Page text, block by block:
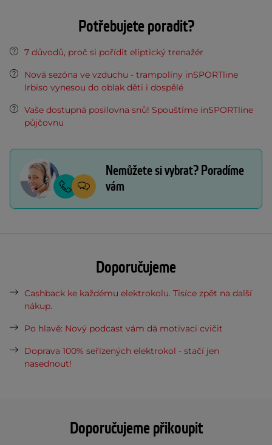
Doporučujeme přikoupit
Potřebujete poradit?
7 důvodů, proč si pořídit eliptický trenažér
Nová sezóna ve vzduchu - trampolíny inSPORTline
Irbiso vynesou do oblak děti i dospělé
Vaše dostupná posilovna snů! Spouštíme inSPORTline
půjčovnu
Nemůžete si vybrat? Poradíme
vám
Doporučujeme
Cashback ke každému elektrokolu. Tisíce zpět na další
nákup.
Po hlavě: Nový podcast vám dá motivaci cvičit
Doprava 100% seřízených elektrokol - stačí jen
nasednout!